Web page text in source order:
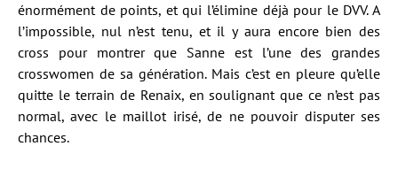
énormément de points, et qui l’élimine déjà pour le DVV. A
l’impossible, nul n’est tenu, et il y aura encore bien des
cross pour montrer que Sanne est l’une des grandes
crosswomen de sa génération. Mais c’est en pleure qu’elle
quitte le terrain de Renaix, en soulignant que ce n’est pas
normal, avec le maillot irisé, de ne pouvoir disputer ses
chances.